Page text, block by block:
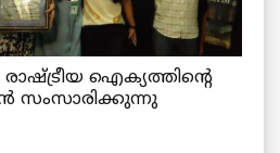
ഐക്യത്തിന്റെ
സംസാരിക്കുന്നു